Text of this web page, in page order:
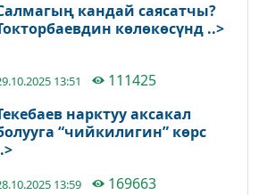
кандай саясатчы?
көлөкөсүнд ..>
13:51
111425
нарктуу аксакал
“чийкилигин” көрс
13:59
169663